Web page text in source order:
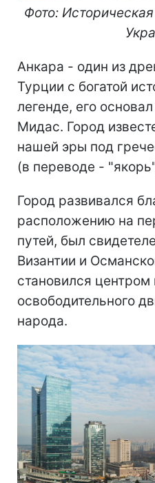
Фото:
Анкара - один из
Турции с богатой
легенде, его
Мидас. Город
нашей эры под
(в переводе -
Город развивался
расположению на
путей, был
Византии и
становился
освободительного
народа.